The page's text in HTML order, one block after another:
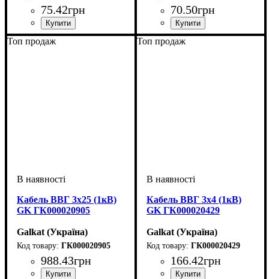
75.42грн
Перетин кабелю: 4х1,5
70.50грн
Перетин кабелю: 2х2,5
Топ продаж
Кабель ВВГ 3х25 (1кВ)
GK ГК000020905
Galkat (Україна)
ГК000020905
988.43грн
Топ продаж
Кабель ВВГ 3х4 (1кВ)
GK ГК000020429
Galkat (Україна)
ГК000020429
166.42грн